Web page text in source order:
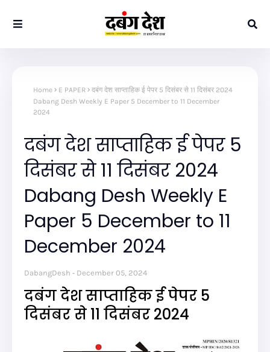
Home E PAPER
दबंग देश साप्ताहिक ई पेपर 5 दिसंबर से 11 दिसंबर 2024
Dabang Desh Weekly E Paper 5 December to 11 December
2024
दबंग देश साप्ताहिक ई पेपर 5
दिसंबर से 11 दिसंबर 2024
Dabang Desh Weekly E
Paper 5 December to 11
December 2024
DabangDesh December 05, 2024
दबंग देश साप्ताहिक ई पेपर 5
दिसंबर से 11 दिसंबर 2024